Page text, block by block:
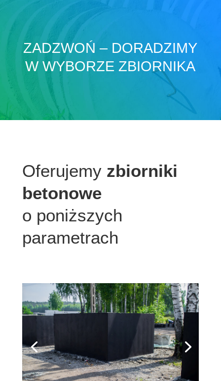
ZADZWOŃ – DORADZIMY
W WYBORZE ZBIORNIKA
Oferujemy zbiorniki
betonowe
o poniższych
parametrach